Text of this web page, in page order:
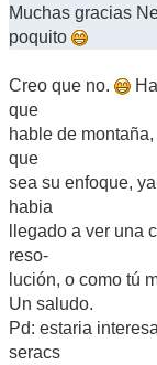
Muchas gracias
poquito
Creo que no.
que
hable de
que
sea su enfoque,
habia
llegado a ver una
reso-
lución, o como tú
Un saludo.
Pd: estaria
seracs